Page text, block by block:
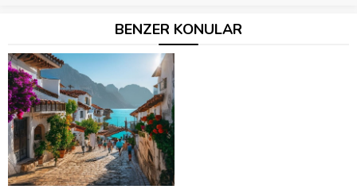
BENZER KONULAR